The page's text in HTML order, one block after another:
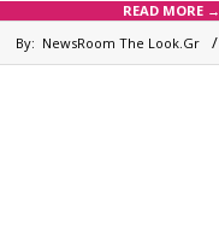
READ MORE →
By: NewsRoom The Look.Gr